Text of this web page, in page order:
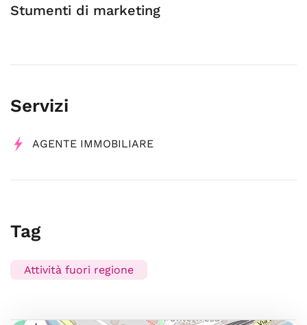
Stumenti di marketing
Servizi
AGENTE IMMOBILIARE
Tag
Attività fuori regione